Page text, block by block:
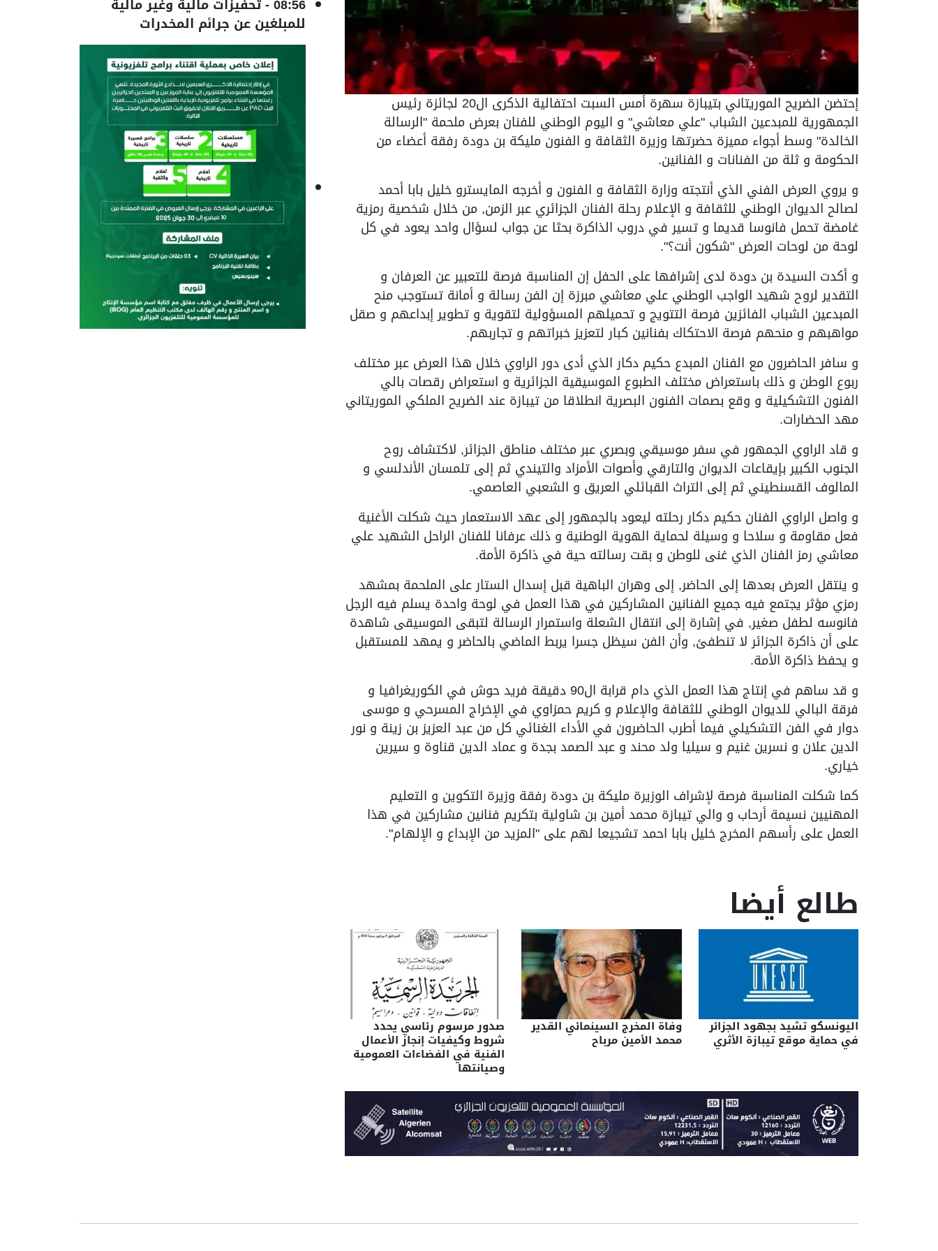
إحتضن الضريح الموريتاني بتيبازة سهرة أمس السبت احتفالية الذكرى ال20 لجائزة رئيس
الجمهورية للمبدعين الشباب "علي معاشي" و اليوم الوطني للفنان بعرض ملحمة "الرسالة
الخالدة" وسط أجواء مميزة حضرتها وزيرة الثقافة و الفنون مليكة بن دودة رفقة أعضاء من
الحكومة و ثلة من الفنانات و الفنانين.
و يروي العرض الفني الذي أنتجته وزارة الثقافة و الفنون و أخرجه المايسترو خليل بابا أحمد
لصالح الديوان الوطني للثقافة و الإعلام رحلة الفنان الجزائري عبر الزمن, من خلال شخصية رمزية
غامضة تحمل فانوسا قديما و تسير في دروب الذاكرة بحثا عن جواب لسؤال واحد يعود في كل
لوحة من لوحات العرض "شكون أنت؟".
و أكدت السيدة بن دودة لدى إشرافها على الحفل إن المناسبة فرصة للتعبير عن العرفان و
التقدير لروح شهيد الواجب الوطني علي معاشي مبرزة إن الفن رسالة و أمانة تستوجب منح
المبدعين الشباب الفائزين فرصة التتويج و تحميلهم المسؤولية لتقوية و تطوير إبداعهم و صقل
مواهبهم و منحهم فرصة الاحتكاك بفنانين كبار لتعزيز خبراتهم و تجاربهم.
و سافر الحاضرون مع الفنان المبدع حكيم دكار الذي أدى دور الراوي خلال هذا العرض عبر مختلف
ربوع الوطن و ذلك باستعراض مختلف الطبوع الموسيقية الجزائرية و استعراض رقصات بالي
الفنون التشكيلية و وقع بصمات الفنون البصرية انطلاقا من تيبازة عند الضريح الملكي الموريتاني
مهد الحضارات.
و قاد الراوي الجمهور في سفر موسيقي وبصري عبر مختلف مناطق الجزائر, لاكتشاف روح
الجنوب الكبير بإيقاعات الديوان والتارقي وأصوات الأمزاد والتيندي ثم إلى تلمسان الأندلسي و
المالوف القسنطيني ثم إلى التراث القبائلي العريق و الشعبي العاصمي.
و واصل الراوي الفنان حكيم دكار رحلته ليعود بالجمهور إلى عهد الاستعمار حيث شكلت الأغنية
فعل مقاومة و سلاحا و وسيلة لحماية الهوية الوطنية و ذلك عرفانا للفنان الراحل الشهيد علي
معاشي رمز الفنان الذي غنى للوطن و بقت رسالته حية في ذاكرة الأمة.
و ينتقل العرض بعدها إلى الحاضر, إلى وهران الباهية قبل إسدال الستار على الملحمة بمشهد
رمزي مؤثر يجتمع فيه جميع الفنانين المشاركين في هذا العمل في لوحة واحدة يسلم فيه الرجل
فانوسه لطفل صغير, في إشارة إلى انتقال الشعلة واستمرار الرسالة لتبقى الموسيقى شاهدة
على أن ذاكرة الجزائر لا تنطفئ, وأن الفن سيظل جسرا يربط الماضي بالحاضر و يمهد للمستقبل
و يحفظ ذاكرة الأمة.
و قد ساهم في إنتاج هذا العمل الذي دام قرابة ال90 دقيقة فريد حوش في الكوريغرافيا و
فرقة البالي للديوان الوطني للثقافة والإعلام و كريم حمزاوي في الإخراج المسرحي و موسى
دوار في الفن التشكيلي فيما أطرب الحاضرون في الأداء الغنائي كل من عبد العزيز بن زينة و نور
الدين علان و نسرين غنيم و سيليا ولد محند و عبد الصمد بجدة و عماد الدين قناوة و سيرين
خياري.
كما شكلت المناسبة فرصة لإشراف الوزيرة مليكة بن دودة رفقة وزيرة التكوين و التعليم
المهنيين نسيمة أرحاب و والي تيبازة محمد أمين بن شاولية بتكريم فنانين مشاركين في هذا
العمل على رأسهم المخرج خليل بابا احمد تشجيعا لهم على "المزيد من الإبداع و الإلهام".
طالع أيضا
اليونسكو تشيد بجهود الجزائر
في حماية موقع تيبازة الأثري
وفاة المخرج السينمائي القدير
محمد الأمين مرباح
صدور مرسوم رئاسي يحدد
شروط وكيفيات إنجاز الأعمال
الفنية في الفضاءات العمومية
وصيانتها
للمبلغين عن جرائم المخدرات